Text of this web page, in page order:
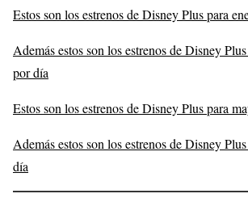
Estos son los estrenos de Disney Plus para
Además estos son los estrenos de Disney
por día
Estos son los estrenos de Disney Plus para
Además estos son los estrenos de Disney
día